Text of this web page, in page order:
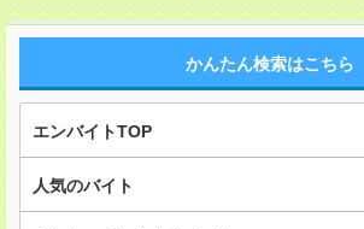
かんたん検索はこちら
エンバイトTOP
人気のバイト